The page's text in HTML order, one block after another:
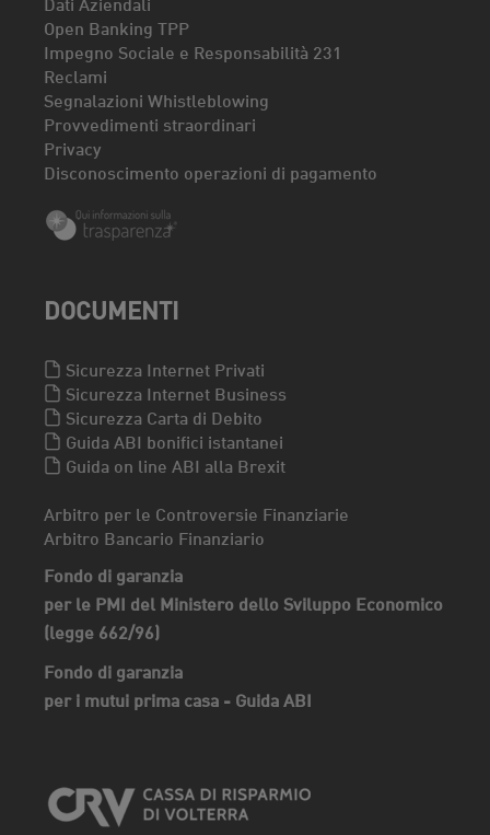
Open Banking TPP
Impegno Sociale e Responsabilità 231
Reclami
Segnalazioni Whistleblowing
Provvedimenti straordinari
Privacy
Disconoscimento operazioni di pagamento
DOCUMENTI
Sicurezza Internet Privati
Sicurezza Internet Business
Sicurezza Carta di Debito
Guida ABI bonifici istantanei
Guida on line ABI alla Brexit
Arbitro per le Controversie Finanziarie
Arbitro Bancario Finanziario
Fondo di garanzia
per le PMI del Ministero dello Sviluppo Economico
(legge 662/96)
Fondo di garanzia
per i mutui prima casa - Guida ABI